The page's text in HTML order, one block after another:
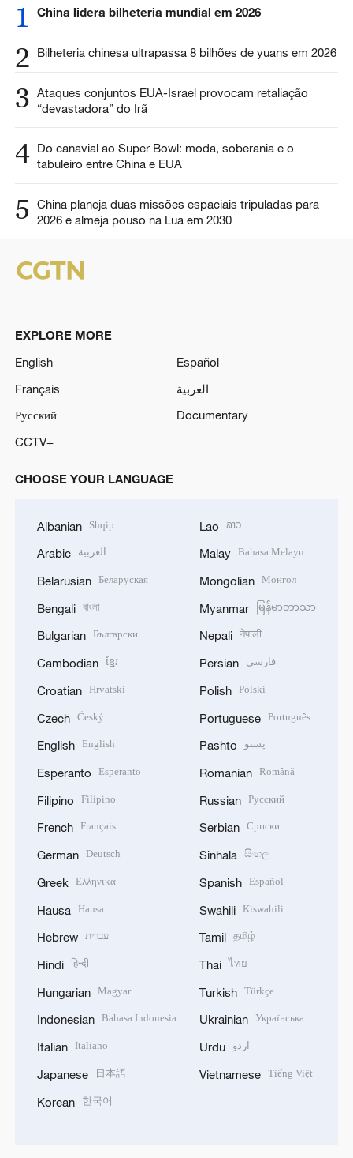
1 China lidera bilheteria mundial em 2026
2 Bilheteria chinesa ultrapassa 8 bilhões de yuans em 2026
3 Ataques conjuntos EUA-Israel provocam retaliação
“devastadora” do Irã
4 Do canavial ao Super Bowl: moda, soberania e o
tabuleiro entre China e EUA
5
China planeja duas missões espaciais tripuladas para
2026 e almeja pouso na Lua em 2030
EXPLORE MORE
English
Español
Français
العربية
Русский
Documentary
CCTV+
CHOOSE YOUR LANGUAGE
Albanian Shqip
Arabic العربية
Belarusian Беларуская
Bengali বাংলা
Bulgarian Български
Cambodian ខ្មែរ
Croatian Hrvatski
Czech Český
English English
Esperanto Esperanto
Filipino Filipino
French Français
German Deutsch
Greek Ελληνικά
Hausa Hausa
Hebrew עברית
Hindi हिन्दी
Hungarian Magyar
Indonesian Bahasa Indonesia
Italian Italiano
Japanese 日本語
Korean 한국어
Lao ລາວ
Malay Bahasa Melayu
Mongolian Монгол
Myanmar မြန်မာဘာသာ
Nepali नेपाली
Persian فارسی
Polish Polski
Portuguese Português
Pashto پښتو
Romanian Română
Russian Русский
Serbian Српски
Sinhala සිංහල
Spanish Español
Swahili Kiswahili
Tamil தமிழ்
Thai ไทย
Turkish Türkçe
Ukrainian Українська
Urdu اردو
Vietnamese Tiếng Việt